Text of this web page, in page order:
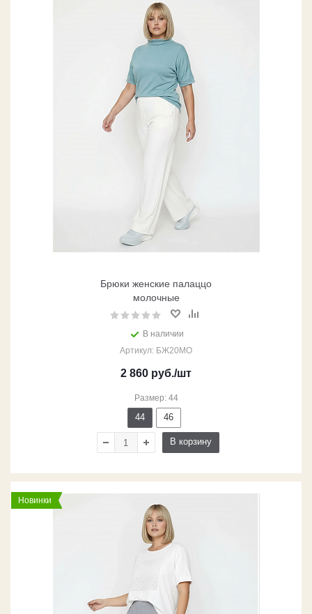
Брюки женские палаццо
молочные
В наличии
Артикул: БЖ20МО
2 860 руб./шт
Размер: 44
44 46
В корзину
Новинки